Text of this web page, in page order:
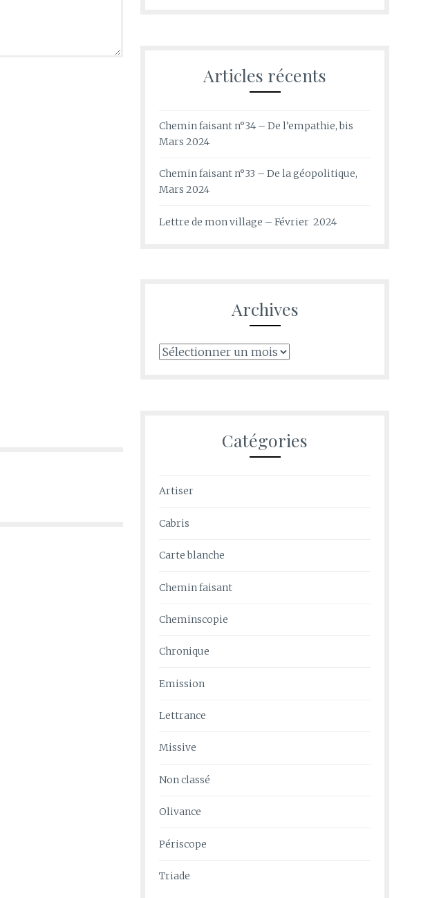
Articles récents
Chemin faisant n°34 – De l’empathie, bis
Mars 2024
Chemin faisant n°33 – De la géopolitique,
Mars 2024
Lettre de mon village – Février 2024
Archives
Archives
Catégories
Artiser
Cabris
Carte blanche
Chemin faisant
Cheminscopie
Chronique
Emission
Lettrance
Missive
Non classé
Olivance
Périscope
Triade